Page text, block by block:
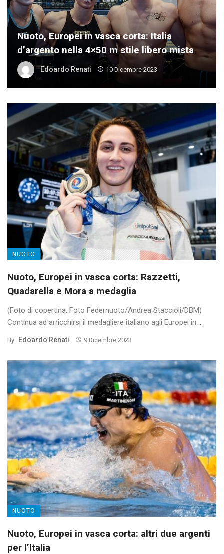
Nuoto, Europei in vasca corta: Italia
d’argento nella 4×50 m stile libero mista
Edoardo Renati 10 Dicembre 2023
NUOTO
Nuoto, Europei in vasca corta: Razzetti,
Quadarella e Mora a medaglia
(Foto di copertina: Foto Federnuoto/Andrea Staccioli/DBM)
Continua ad arricchirsi il medagliere italiano agli Europei in ...
By Edoardo Renati 9 Dicembre 2023
NUOTO
Nuoto, Europei in vasca corta: altri due argenti
per l’Italia